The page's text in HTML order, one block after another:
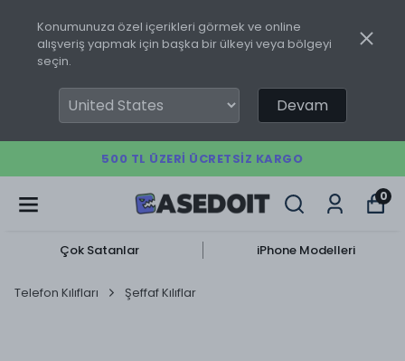
Konumunuza özel içerikleri görmek ve online
alışveriş yapmak için başka bir ülkeyi veya bölgeyi
seçin.
Devam
500 TL ÜZERI ÜCRETSIZ KARGO
0
Çok Satanlar iPhone Modelleri
Telefon Kılıfları Şeffaf Kılıflar